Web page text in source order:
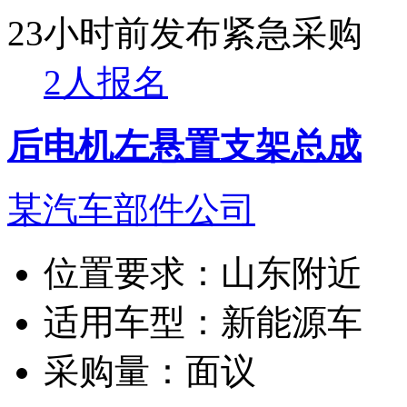
23小时前发布紧急采购
2人报名
后电机左悬置支架总成
某汽车部件公司
位置要求： 山东附近
适用车型： 新能源车
采购量： 面议